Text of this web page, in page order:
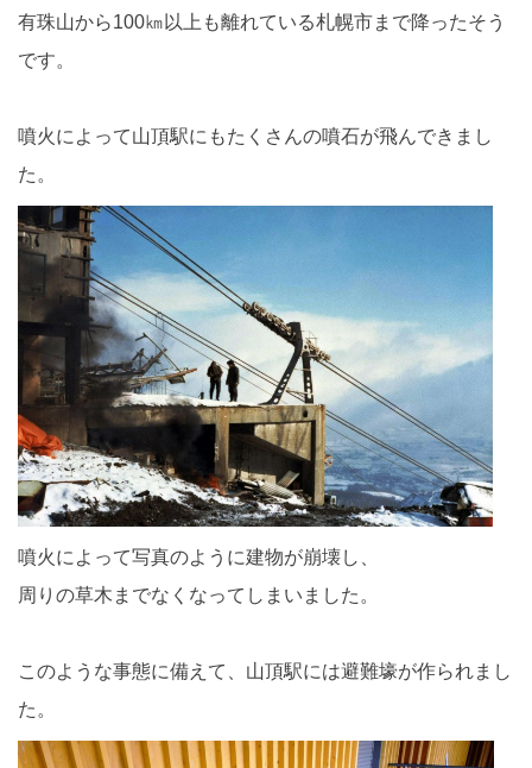
有珠山から100㎞以上も離れている札幌市まで降ったそう
です。
噴火によって山頂駅にもたくさんの噴石が飛んできまし
た。
噴火によって写真のように建物が崩壊し、
周りの草木までなくなってしまいました。
このような事態に備えて、山頂駅には避難壕が作られまし
た。